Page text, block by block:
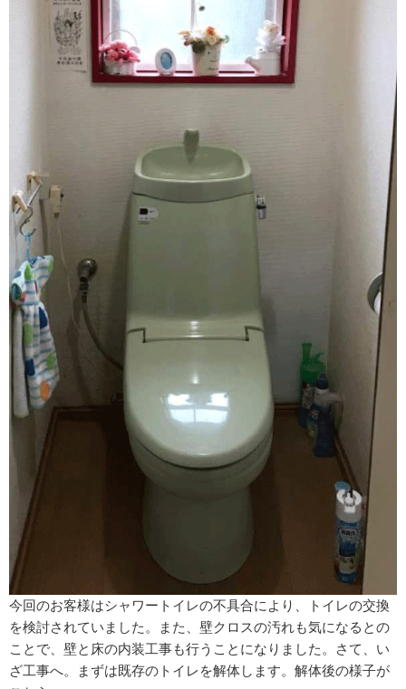
今回のお客様はシャワートイレの不具合により、トイレの交換
を検討されていました。また、壁クロスの汚れも気になるとの
ことで、壁と床の内装工事も行うことになりました。さて、い
ざ工事へ。まずは既存のトイレを解体します。解体後の様子が